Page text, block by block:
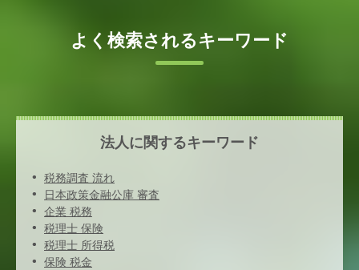
よく検索されるキーワード
法人に関するキーワード
税務調査 流れ
日本政策金融公庫 審査
企業 税務
税理士 保険
税理士 所得税
保険 税金